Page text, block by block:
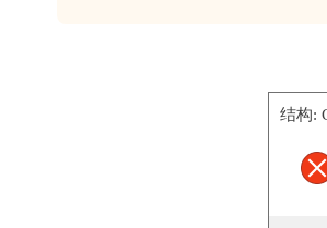
结构: